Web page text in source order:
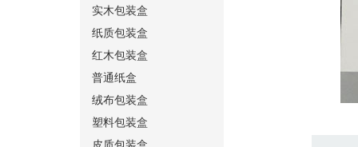
实木包装盒
纸质包装盒
红木包装盒
普通纸盒
绒布包装盒
塑料包装盒
皮质包装盒